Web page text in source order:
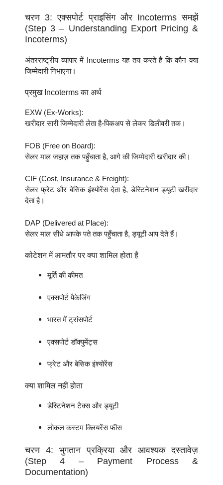
चरण 3: एक्सपोर्ट प्राइसिंग और Incoterms समझें
(Step 3 – Understanding Export Pricing &
Incoterms)
अंतरराष्ट्रीय व्यापार में Incoterms यह तय करते हैं कि कौन क्या
जिम्मेदारी निभाएगा।
प्रमुख Incoterms का अर्थ
EXW (Ex-Works):
खरीदार सारी जिम्मेदारी लेता है-पिकअप से लेकर डिलीवरी तक।
FOB (Free on Board):
सेलर माल जहाज़ तक पहुँचाता है, आगे की जिम्मेदारी खरीदार की।
CIF (Cost, Insurance & Freight):
सेलर फ्रेट और बेसिक इंश्योरेंस देता है, डेस्टिनेशन ड्यूटी खरीदार
देता है।
DAP (Delivered at Place):
सेलर माल सीधे आपके पते तक पहुँचाता है, ड्यूटी आप देते हैं।
कोटेशन में आमतौर पर क्या शामिल होता है
मूर्ति की कीमत
एक्सपोर्ट पैकेजिंग
भारत में ट्रांसपोर्ट
एक्सपोर्ट डॉक्युमेंट्स
फ्रेट और बेसिक इंश्योरेंस
क्या शामिल नहीं होता
डेस्टिनेशन टैक्स और ड्यूटी
लोकल कस्टम क्लियरेंस फीस
चरण 4: भुगतान प्रक्रिया और आवश्यक दस्तावेज़
(Step 4 – Payment Process &
Documentation)